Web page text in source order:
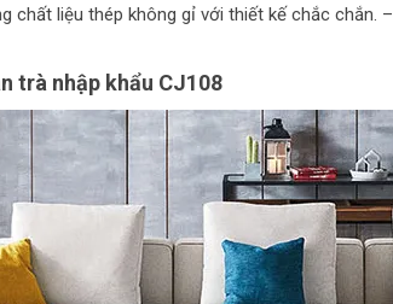
chất liệu thép không gỉ với thiết kế chắc chắn. –
trà nhập khẩu CJ108